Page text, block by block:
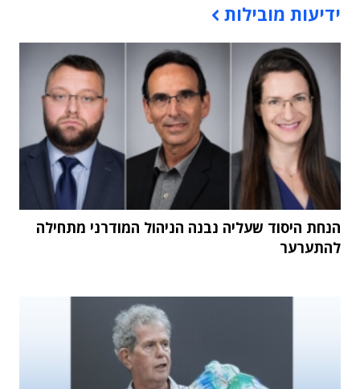
ידיעות מובילות
הנחת היסוד שעליה נבנה הניהול המודרני מתחילה
להתערער